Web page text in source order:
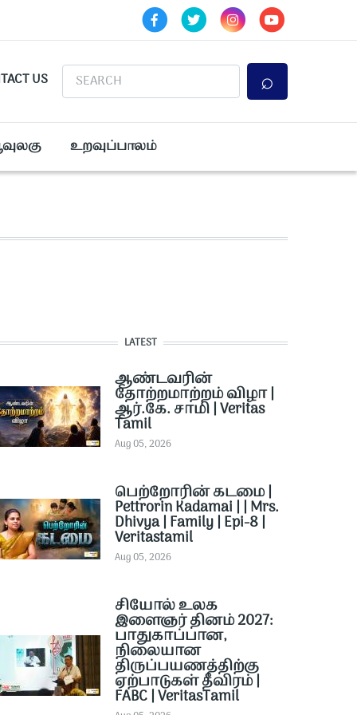
US Search
உறவுப்பாலம்
LATEST
ஆண்டவரின்
தோற்றமாற்றம் விழா |
ஆர்.கே. சாமி | Veritas
Tamil
Aug 05, 2026
பெற்றோரின் கடமை |
Pettrorin Kadamai | | Mrs.
Dhivya | Family | Epi-8 |
Veritastamil ​
Aug 05, 2026
சியோல் உலக
இளைஞர் தினம் 2027:
பாதுகாப்பான,
நிலையான
திருப்பயணத்திற்கு
ஏற்பாடுகள் தீவிரம் |
FABC | VeritasTamil